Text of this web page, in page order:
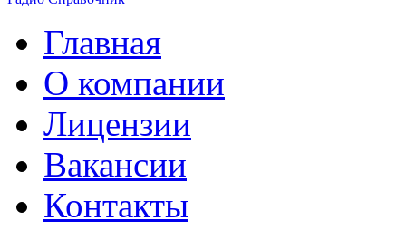
Главная
О компании
Лицензии
Вакансии
Контакты